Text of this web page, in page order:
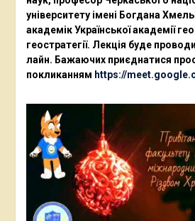
університету імені Богдана
академік Української академії
геостратегії. Лекція буде
лайн. Бажаючих приєднатися
покликанням https://